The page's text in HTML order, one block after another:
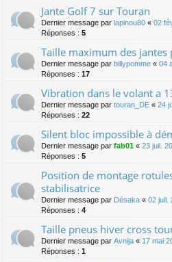
Jante Golf 7 sur Touran
Dernier message par lapinou80 « 02
Réponses : 5
Taille maximum des jantes
Dernier message par billypomme « 04
Réponses : 17
Vibration dans le volant a
Dernier message par touran_DE « 24
Réponses : 22
Silent bloc impossible à
Dernier message par fab01 « 23 juil.
Réponses : 5
Position de montage
stabilisatrice
Dernier message par Désaka « 02 juil.
Réponses : 4
Taille pneus hiver cross
Dernier message par Avnija « 17 mai
Réponses : 1